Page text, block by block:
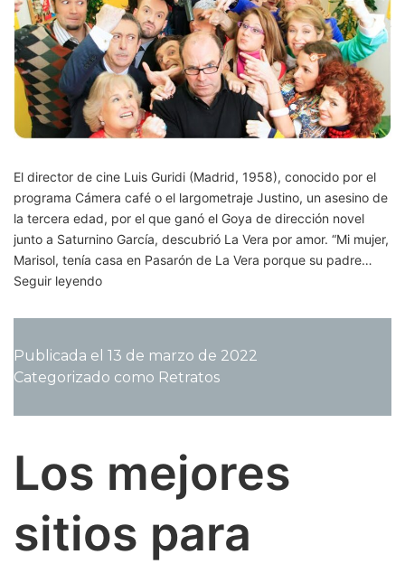
la
Calle
El director de cine Luis Guridi (Madrid, 1958), conocido por el
programa Cámera café o el largometraje Justino, un asesino de
la tercera edad, por el que ganó el Goya de dirección novel
junto a Saturnino García, descubrió La Vera por amor. “Mi mujer,
Marisol, tenía casa en Pasarón de La Vera porque su padre…
Seguir leyendoEl
de
Luis
Guridi
La
Vera
Publicada el 13 de marzo de 2022
Categorizado como Retratos
Los mejores
sitios para